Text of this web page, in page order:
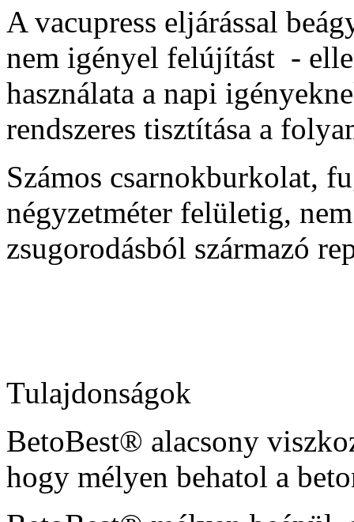
A vacupress eljárással
nem igényel felújítást -
használata a napi
rendszeres tisztítása a
Számos csarnokburkolat,
négyzetméter felületig,
zsugorodásból származó
Tulajdonságok
BetoBest® alacsony
hogy mélyen behatol a